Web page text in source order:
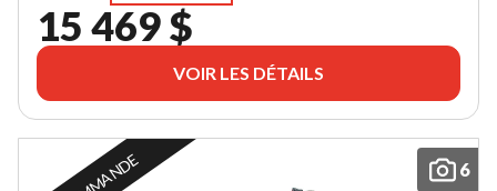
15 469 $
VOIR LES DÉTAILS
6